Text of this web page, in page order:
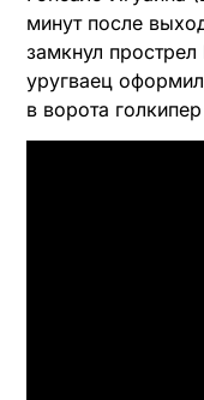
минут после
замкнул
уругваец
в ворота